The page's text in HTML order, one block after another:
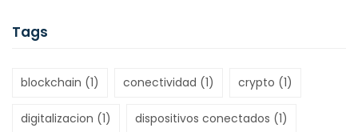
Tags
blockchain (1) conectividad (1) crypto (1)
digitalizacion (1) dispositivos conectados (1)